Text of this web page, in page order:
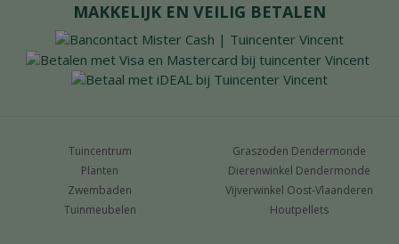
MAKKELIJK EN VEILIG BETALEN
Tuincentrum
Planten
Zwembaden
Tuinmeubelen
Graszoden Dendermonde
Dierenwinkel Dendermonde
Vijverwinkel Oost-Vlaanderen
Houtpellets